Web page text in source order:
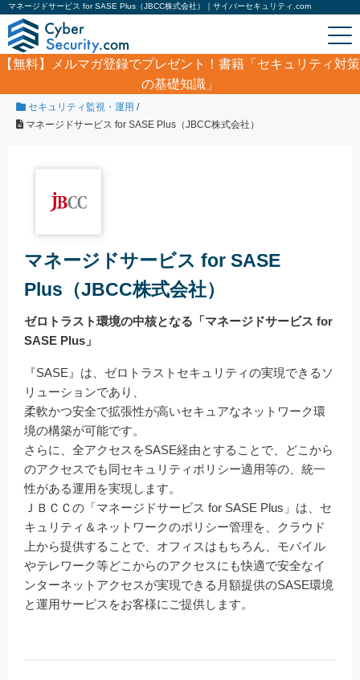
マネージドサービス for SASE Plus（JBCC株式会社）｜サイバーセキュリティ.com
【無料】
メルマガ登録でプレゼント！書籍「セキュリティ対策
の基礎知識」
製品・サービス/ 監視サービス
セキュリティ監視・運用 /
マネージドサービス for SASE Plus（JBCC株式会社）
マネージドサービス for SASE
Plus（JBCC株式会社）
ゼロトラスト環境の中核となる「マネージドサービス for
SASE Plus」
『SASE』は、ゼロトラストセキュリティの実現できるソ
リューションであり、
柔軟かつ安全で拡張性が高いセキュアなネットワーク環
境の構築が可能です。
さらに、全アクセスをSASE経由とすることで、どこから
のアクセスでも同セキュリティポリシー適用等の、統一
性がある運用を実現します。
ＪＢＣＣの「マネージドサービス for SASE Plus」は、セ
キュリティ＆ネットワークのポリシー管理を、クラウド
上から提供することで、オフィスはもちろん、モバイル
やテレワーク等どこからのアクセスにも快適で安全なイ
ンターネットアクセスが実現できる月額提供のSASE環境
と運用サービスをお客様にご提供します。